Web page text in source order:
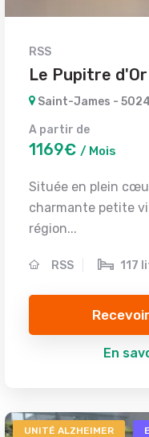
RSS
Le Pupitre d'Or
Saint-James -
A partir de
1169€ / Mois
Située en plein
charmante petite
région...
RSS 117
En
UNITÉ ALZHEIMER